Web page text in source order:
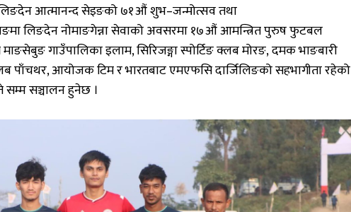
आत्मानन्दसेइङको७१औंशुभ–जन्मोत्सवतथा
लिङदेननोमाङगेन्नासेवाकोअवसरमा१७औंआमन्त्रितपुरुषफुटबल
माङसेबुङ गाउँपालिका इलाम, सिरिजङ्गा स्पोर्टिङ क्लब मोरङ,दमकभाङबारी
पाँचथर,आयोजकटिमरभारतबाटएमएफसिदार्जिलिङकोसहभागीतारहेको
सम्मसञ्चालनहुनेछ ।